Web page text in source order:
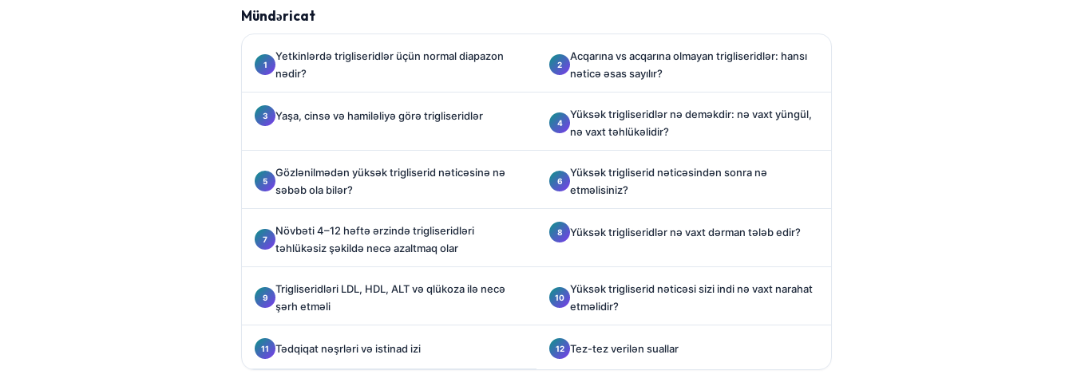
Mündəricat
Yetkinlərdə trigliseridlər üçün normal diapazon
nədir?
Acqarına vs acqarına olmayan trigliseridlər: hansı
nəticə əsas sayılır?
Yaşa, cinsə və hamiləliyə görə trigliseridlər
Yüksək trigliseridlər nə deməkdir: nə vaxt yüngül,
nə vaxt təhlükəlidir?
Gözlənilmədən yüksək trigliserid nəticəsinə nə
səbəb ola bilər?
Yüksək trigliserid nəticəsindən sonra nə
etməlisiniz?
Növbəti 4–12 həftə ərzində trigliseridləri
təhlükəsiz şəkildə necə azaltmaq olar
Yüksək trigliseridlər nə vaxt dərman tələb edir?
Trigliseridləri LDL, HDL, ALT və qlükoza ilə necə
şərh etməli
Yüksək trigliserid nəticəsi sizi indi nə vaxt narahat
etməlidir?
Tədqiqat nəşrləri və istinad izi Tez-tez verilən suallar